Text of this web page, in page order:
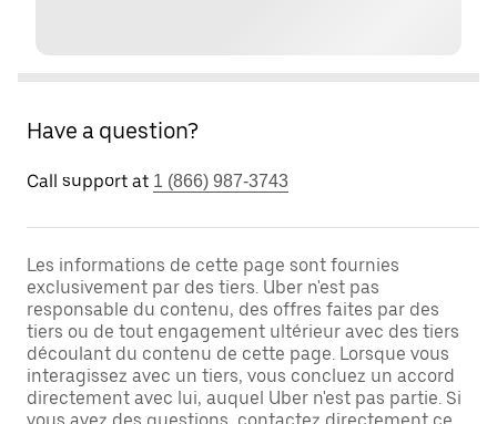
Have a question?
Call support at 1 (866) 987-3743
Les informations de cette page sont fournies
exclusivement par des tiers. Uber n'est pas
responsable du contenu, des offres faites par des
tiers ou de tout engagement ultérieur avec des tiers
découlant du contenu de cette page. Lorsque vous
interagissez avec un tiers, vous concluez un accord
directement avec lui, auquel Uber n'est pas partie. Si